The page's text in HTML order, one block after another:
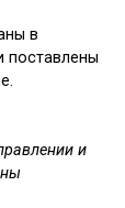
в
поставлены
и